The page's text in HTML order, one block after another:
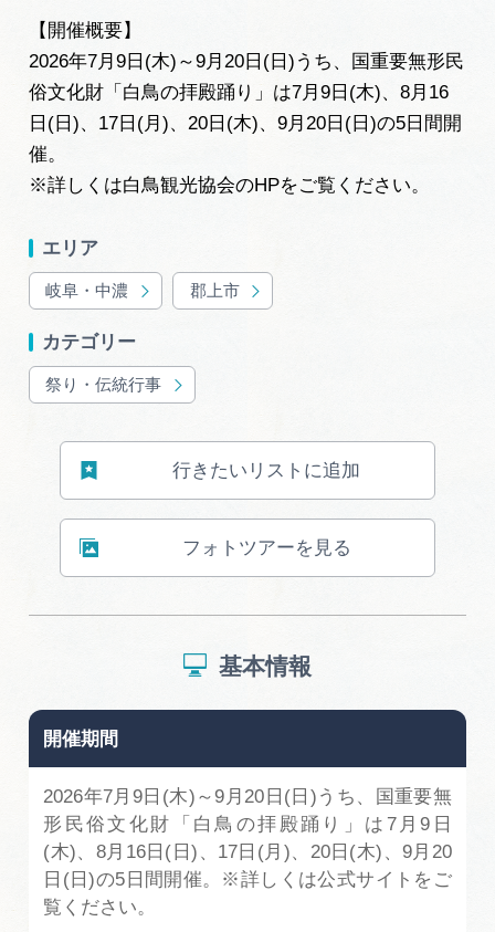
【開催概要】
2026年7月9日(木)～9月20日(日)うち、国重要無形民
俗文化財「白鳥の拝殿踊り」は7月9日(木)、8月16
日(日)、17日(月)、20日(木)、9月20日(日)の5日間開
催。
※詳しくは白鳥観光協会のHPをご覧ください。
エリア
岐阜・中濃 郡上市
カテゴリー
祭り・伝統行事
行きたいリストに追加
フォトツアーを見る
基本情報
開催期間
2026年7月9日(木)～9月20日(日)うち、国重要無
形民俗文化財「白鳥の拝殿踊り」は7月9日
(木)、8月16日(日)、17日(月)、20日(木)、9月20
日(日)の5日間開催。※詳しくは公式サイトをご
覧ください。